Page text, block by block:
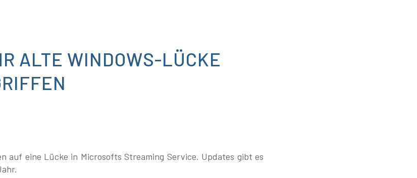
ALTE WINDOWS-LÜCKE
auf eine Lücke in Microsofts Streaming Service. Updates gibt es